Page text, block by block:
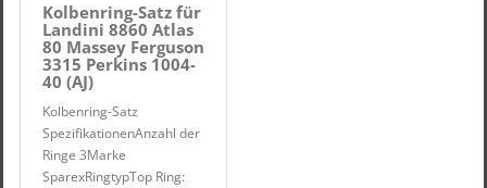
Kolbenring-Satz für
Landini 8860 Atlas
80 Massey Ferguson
3315 Perkins 1004-
40 (AJ)
Kolbenring-Satz
SpezifikationenAnzahl der
Ringe 3Marke
SparexRingtypTop Ring: